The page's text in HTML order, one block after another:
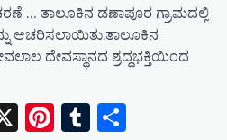
… ತಾಲೂಕಿನ ಡಣಾಪೂರ ಗ್ರಾಮದಲ್ಲಿ
ಆಚರಿಸಲಾಯಿತು.ತಾಲೂಕಿನ
ದೇವಸ್ಥಾನದ ಶ್ರದ್ದಭಕ್ತಿಯಿಂದ
X Pinterest
Tumblr